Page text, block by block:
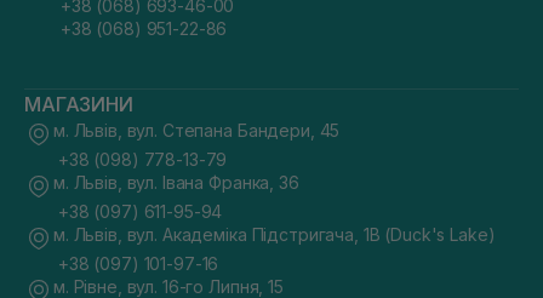
+38 (068) 693-46-00
+38 (068) 951-22-86
МАГАЗИНИ
м. Львів, вул. Степана Бандери, 45
+38 (098) 778-13-79
м. Львів, вул. Івана Франка, 36
+38 (097) 611-95-94
м. Львів, вул. Академіка Підстригача, 1В (Duck's Lake)
+38 (097) 101-97-16
м. Рівне, вул. 16-го Липня, 15